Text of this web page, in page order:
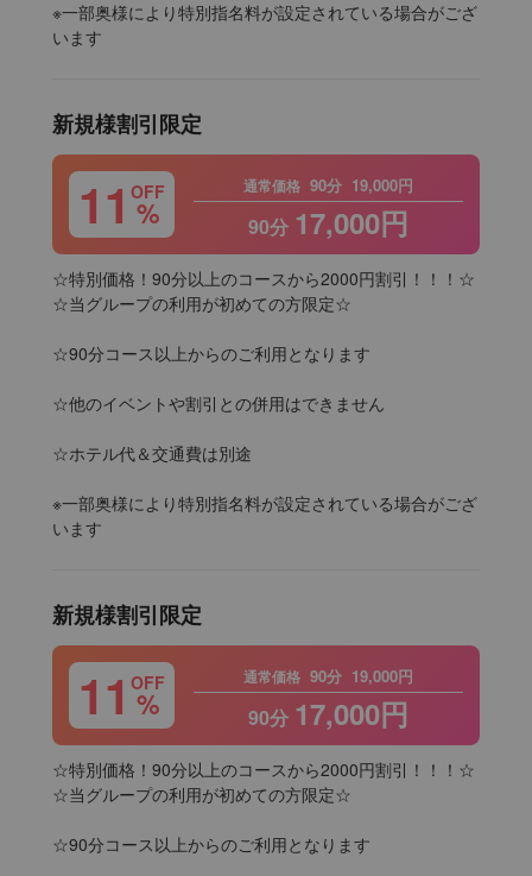
※一部奥様により特別指名料が設定されている場合がござ
います
新規様割引限定
11 OFF
%
通常価格 90分 19,000円
90分 17,000円
☆特別価格！90分以上のコースから2000円割引！！！☆
☆当グループの利用が初めての方限定☆
☆90分コース以上からのご利用となります
☆他のイベントや割引との併用はできません
☆ホテル代＆交通費は別途
※一部奥様により特別指名料が設定されている場合がござ
います
新規様割引限定
11 OFF
%
通常価格 90分 19,000円
90分 17,000円
☆特別価格！90分以上のコースから2000円割引！！！☆
☆当グループの利用が初めての方限定☆
☆90分コース以上からのご利用となります